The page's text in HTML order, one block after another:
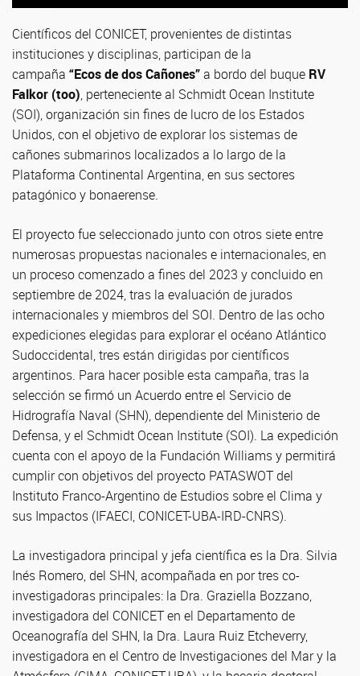
Científicos del CONICET, provenientes de distintas
instituciones y disciplinas, participan de la
campaña “Ecos de dos Cañones”a bordo del buque RV
Falkor (too), perteneciente al Schmidt Ocean Institute
(SOI), organización sin fines de lucro de los Estados
Unidos, con el objetivo de explorar los sistemas de
cañones submarinos localizados a lo largo de la
Plataforma Continental Argentina, en sus sectores
patagónico y bonaerense.
El proyecto fue seleccionado junto con otros siete entre
numerosas propuestas nacionales e internacionales, en
un proceso comenzado a fines del 2023 y concluido en
septiembre de 2024, tras la evaluación de jurados
internacionales y miembros del SOI. Dentro de las ocho
expediciones elegidas para explorar el océano Atlántico
Sudoccidental, tres están dirigidas por científicos
argentinos. Para hacer posible esta campaña, tras la
selección se firmó un Acuerdo entre el Servicio de
Hidrografía Naval (SHN), dependiente del Ministerio de
Defensa, y el Schmidt Ocean Institute (SOI). La expedición
cuenta con el apoyo de la Fundación Williams y permitirá
cumplir con objetivos del proyecto PATASWOT del
Instituto Franco-Argentino de Estudios sobre el Clima y
sus Impactos (IFAECI, CONICET-UBA-IRD-CNRS).
La investigadora principal y jefa científica es la Dra. Silvia
Inés Romero, del SHN, acompañada en por tres co-
investigadoras principales: la Dra. Graziella Bozzano,
investigadora del CONICET en el Departamento de
Oceanografía del SHN, la Dra. Laura Ruiz Etcheverry,
investigadora en el Centro de Investigaciones del Mar y la